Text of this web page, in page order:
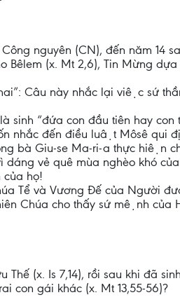
nguyên (CN), đến năm 14
(x. Mt 2,6), Tin Mừng
Câu này nhắc lại việc sứ
sinh “đứa con đầu tiên hay con
nhắc đến điều luật Môsê qui
bà Giu-se Ma-ri-a thực hiện
vẻ quê mùa nghèo khó
họ!
Tể và Vương Đế của Người
Chúa cho thấy sứ mệnh của
(x. Is 7,14), rồi sau khi đã
con gái khác (x. Mt 13,55-56)?